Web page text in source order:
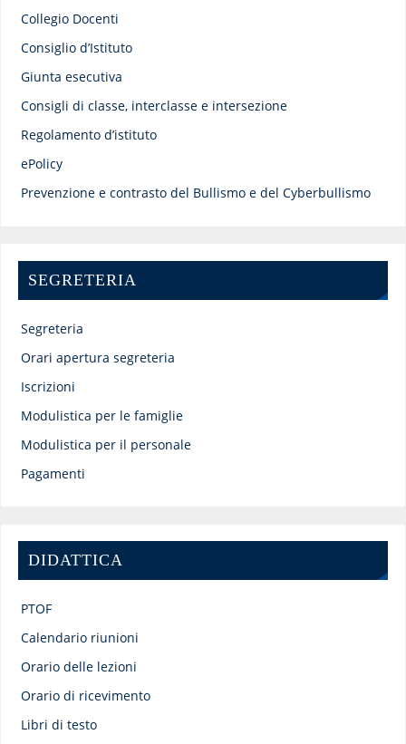
Collegio Docenti
Consiglio d’Istituto
Giunta esecutiva
Consigli di classe, interclasse e intersezione
Regolamento d’istituto
ePolicy
Prevenzione e contrasto del Bullismo e del Cyberbullismo
SEGRETERIA
Segreteria
Orari apertura segreteria
Iscrizioni
Modulistica per le famiglie
Modulistica per il personale
Pagamenti
DIDATTICA
PTOF
Calendario riunioni
Orario delle lezioni
Orario di ricevimento
Libri di testo